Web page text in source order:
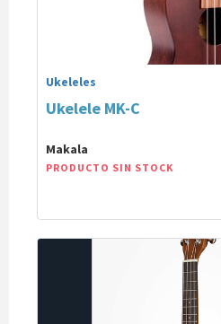
Ukeleles
Ukelele MK-C
Makala
PRODUCTO SIN STOCK